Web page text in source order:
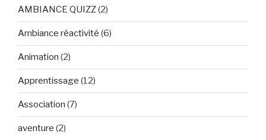
AMBIANCE QUIZZ(2)
Ambiance réactivité (6)
Animation (2)
Apprentissage (12)
Association (7)
aventure (2)